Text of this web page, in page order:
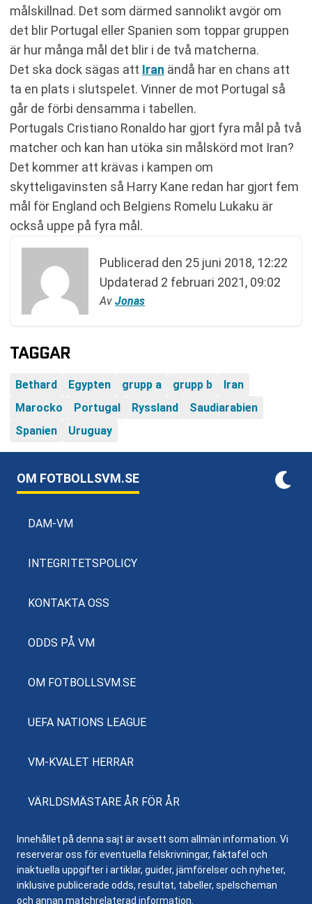
målskillnad. Det som därmed sannolikt avgör om
det blir Portugal eller Spanien som toppar gruppen
är hur många mål det blir i de två matcherna.
Det ska dock sägas att Iran ändå har en chans att
ta en plats i slutspelet. Vinner de mot Portugal så
går de förbi densamma i tabellen.
Portugals Cristiano Ronaldo har gjort fyra mål på två
matcher och kan han utöka sin målskörd mot Iran?
Det kommer att krävas i kampen om
skytteligavinsten så Harry Kane redan har gjort fem
mål för England och Belgiens Romelu Lukaku är
också uppe på fyra mål.
Publicerad den 25 juni 2018, 12:22
Updaterad 2 februari 2021, 09:02
Av Jonas
TAGGAR
Bethard Egypten grupp a grupp b
Iran
Marocko
Portugal Ryssland
Saudiarabien
Spanien
Uruguay
OM FOTBOLLSVM.SE
DAM-VM
INTEGRITETSPOLICY
KONTAKTA OSS
ODDS PÅ VM
OM FOTBOLLSVM.SE
UEFA NATIONS LEAGUE
VM-KVALET HERRAR
VÄRLDSMÄSTARE ÅR FÖR ÅR
Innehållet på denna sajt är avsett som allmän information. Vi
reserverar oss för eventuella felskrivningar, faktafel och
inaktuella uppgifter i artiklar, guider, jämförelser och nyheter,
inklusive publicerade odds, resultat, tabeller, spelscheman
och annan matchrelaterad information.